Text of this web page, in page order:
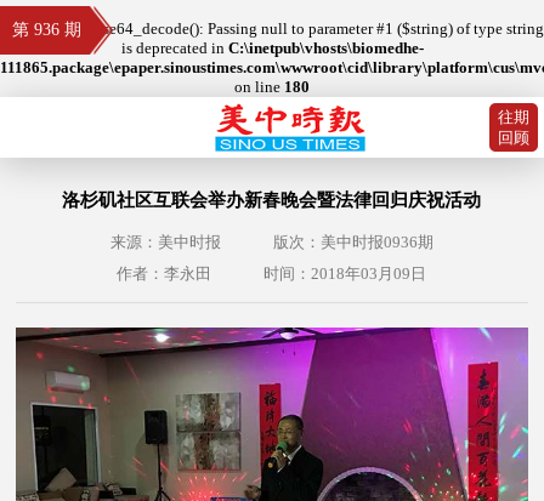
Deprecated: base64_decode(): Passing null to parameter #1 ($string) of type string
is deprecated in C:\inetpub\vhosts\biomedhe-
on line 180
第 936 期
往期
回顾
洛杉矶社区互联会举办新春晚会暨法律回归庆祝活动
来源：美中时报
版次：美中时报0936期
作者：李永田
时间：2018年03月09日